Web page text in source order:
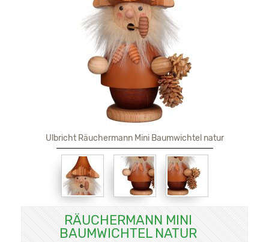
Ulbricht Räuchermann Mini Baumwichtel natur
RÄUCHERMANN MINI
BAUMWICHTEL NATUR